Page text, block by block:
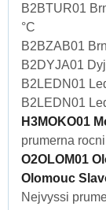
B2BTUR01
°C
B2BZAB01
B2DYJA01
B2LEDN01
B2LEDN01
H3MOKO01
prumerna
O2OLOM01
Olomouc
Nejvyssi